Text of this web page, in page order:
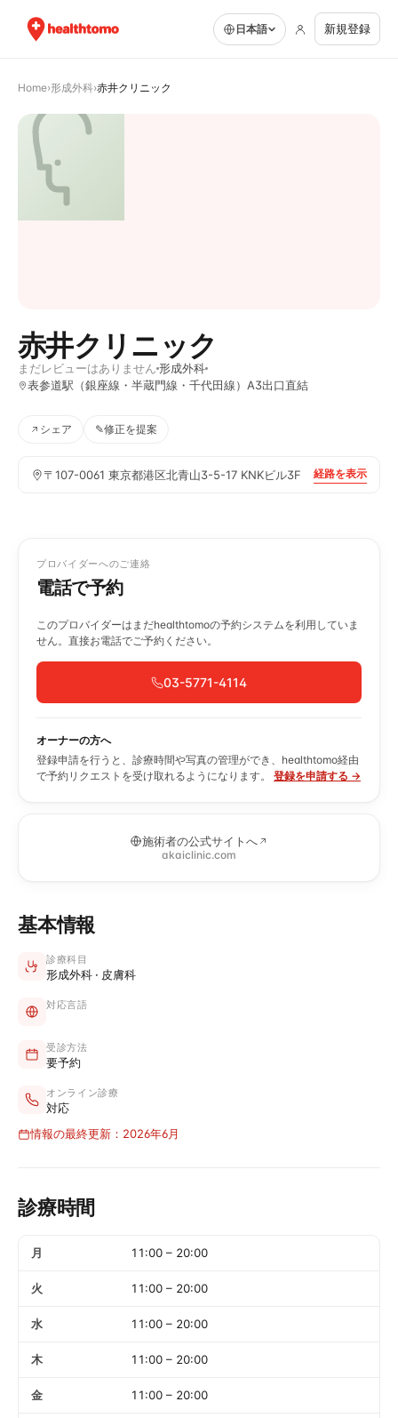
日本語 新規登録
Home›形成外科›赤井クリニック
赤井クリニック
まだレビューはありません 形成外科
表参道駅（銀座線・半蔵門線・千代田線）A3出口直結
シェア ✎修正を提案
〒107-0061 東京都港区北青山3-5-17 KNKビル3F 経路を表示
プロバイダーへのご連絡
電話で予約
このプロバイダーはまだhealthtomoの予約システムを利用していま
せん。直接お電話でご予約ください。
03-5771-4114
オーナーの方へ
登録申請を行うと、診療時間や写真の管理ができ、healthtomo経由
で予約リクエストを受け取れるようになります。
登録を申請する →
施術者の公式サイトへ
akaiclinic.com
基本情報
診療科目
形成外科 · 皮膚科
対応言語
受診方法
要予約
オンライン診療
対応
情報の最終更新：2026年6月
診療時間
月 11:00 – 20:00
火 11:00 – 20:00
水 11:00 – 20:00
木 11:00 – 20:00
金 11:00 – 20:00